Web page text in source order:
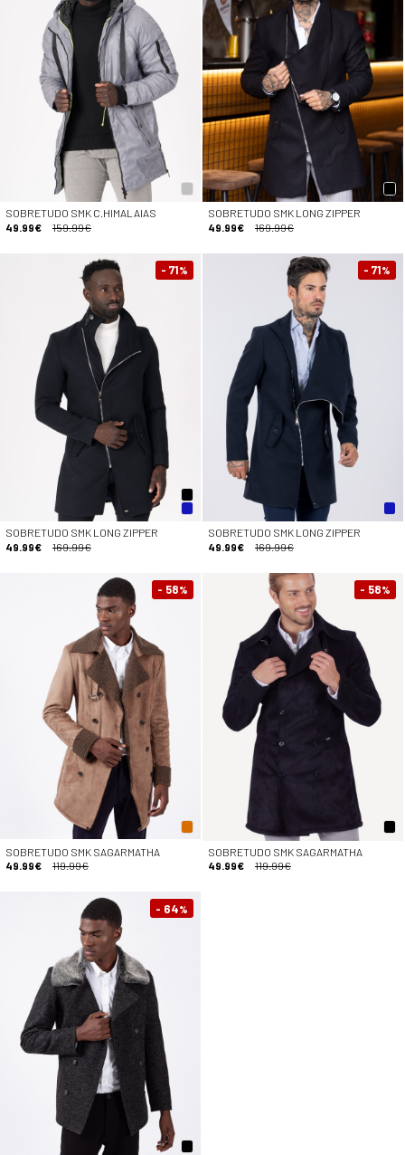
SOBRETUDO SMK C.HIMALAIAS
49.99€
159.99€
SOBRETUDO SMK LONG ZIPPER
49.99€
169.99€
- 71%
SOBRETUDO SMK LONG ZIPPER
49.99€
169.99€
- 71%
SOBRETUDO SMK LONG ZIPPER
49.99€
169.99€
- 58%
SOBRETUDO SMK SAGARMATHA
49.99€
119.99€
- 58%
SOBRETUDO SMK SAGARMATHA
49.99€
119.99€
- 64%